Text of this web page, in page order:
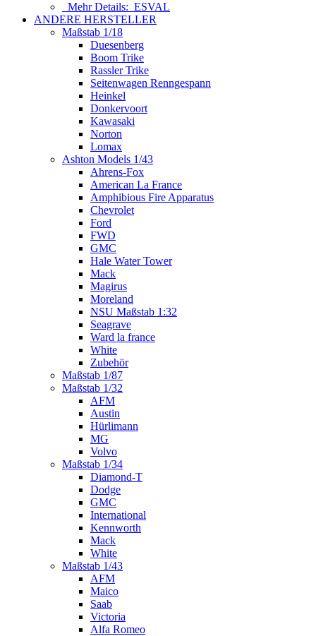
Mehr Details: ESVAL
ANDERE HERSTELLER
Maßstab 1/18
Duesenberg
Boom Trike
Rassler Trike
Seitenwagen Renngespann
Heinkel
Donkervoort
Kawasaki
Norton
Lomax
Ashton Models 1/43
Ahrens-Fox
American La France
Amphibious Fire Apparatus
Chevrolet
Ford
FWD
GMC
Hale Water Tower
Mack
Magirus
Moreland
NSU Maßstab 1:32
Seagrave
Ward la france
White
Zubehör
Maßstab 1/87
Maßstab 1/32
AFM
Austin
Hürlimann
MG
Volvo
Maßstab 1/34
Diamond-T
Dodge
GMC
International
Kennworth
Mack
White
Maßstab 1/43
AFM
Maico
Saab
Victoria
Alfa Romeo